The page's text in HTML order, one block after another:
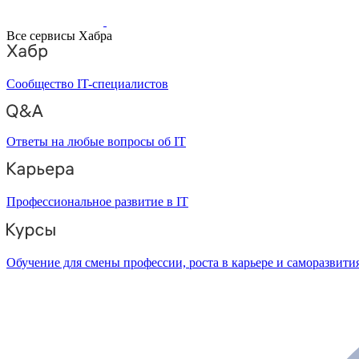
Все сервисы Хабра
Сообщество IT-специалистов
Ответы на любые вопросы об IT
Профессиональное развитие в IT
Обучение для смены профессии, роста в карьере и